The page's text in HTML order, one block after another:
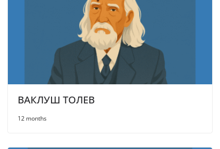
ВАКЛУШ ТОЛЕВ
12 months